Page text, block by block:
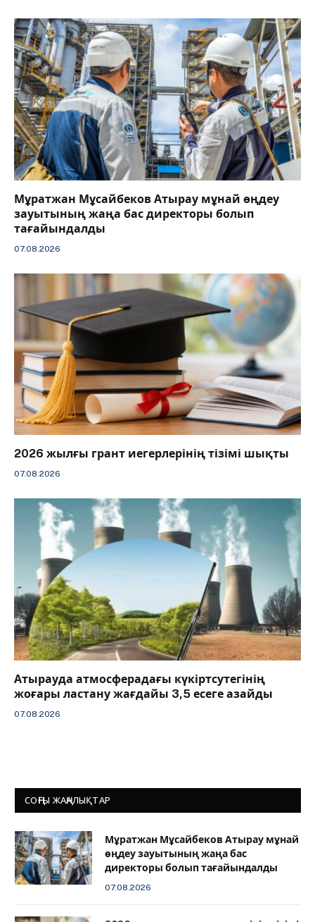
Мұратжан Мұсайбеков Атырау мұнай өңдеу
зауытының жаңа бас директоры болып
тағайындалды
07.08.2026
2026 жылғы грант иегерлерінің тізімі шықты
07.08.2026
Атырауда атмосферадағы күкіртсутегінің
жоғары ластану жағдайы 3,5 есеге азайды
07.08.2026
СОҢҒЫ ЖАҢАЛЫҚТАР
Мұратжан Мұсайбеков Атырау мұнай
өңдеу зауытының жаңа бас
директоры болып тағайындалды
07.08.2026